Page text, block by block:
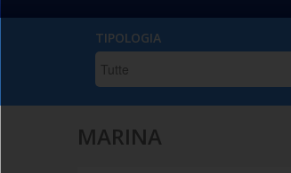
TIPOLOGIA
MARINA